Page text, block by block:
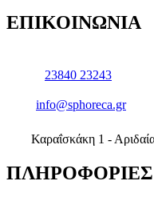
ΕΠΙΚΟΙΝΩΝΙΑ
23840 23243
info@sphoreca.gr
Καραΐσκάκη 1 -
ΠΛΗΡΟΦΟΡΙΕΣ